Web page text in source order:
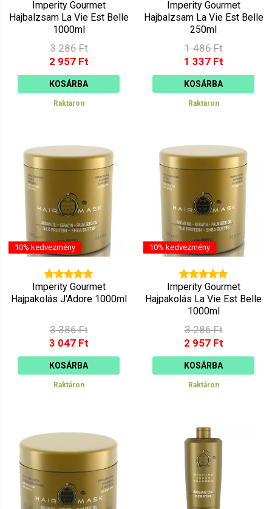
Imperity Gourmet
Hajbalzsam La Vie Est Belle
1000ml
3 286 Ft
2 957 Ft
KOSÁRBA
Raktáron
Imperity Gourmet
Hajbalzsam La Vie Est Belle
250ml
1 486 Ft
1 337 Ft
KOSÁRBA
Raktáron
10% kedvezmény
Imperity Gourmet
Hajpakolás J'Adore 1000ml
3 386 Ft
3 047 Ft
KOSÁRBA
Raktáron
10% kedvezmény
Imperity Gourmet
Hajpakolás La Vie Est Belle
1000ml
3 286 Ft
2 957 Ft
KOSÁRBA
Raktáron